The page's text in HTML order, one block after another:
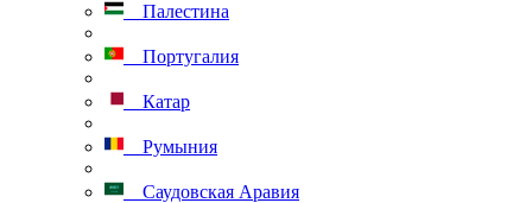
Палестина
Португалия
Катар
Румыния
Саудовская Аравия